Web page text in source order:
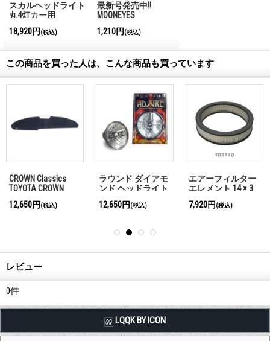
スカルヘッドライト
丸4灯カー用
18,920円 (税込)
最新号発売中!!
MQQNEYES
Magazine No.28 2026
1,210円 (税込)
この商品を買った人は、こんな商品も買っています
CROWN Classics
TOYOTA CROWN
オリジナル ダッシ
12,650円 (税込)
ラウンド ダイアモ
ンド ヘッドライト
用
12,650円 (税込)
エアーフィルター
エレメント 14 × 3
7,920円 (税込)
レビュー
0件
LQQK BY ICON